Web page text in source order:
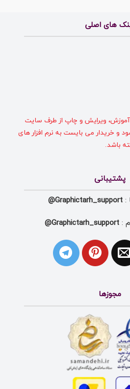
های اصلی
ویرایش و چاپ از طرف سایت
و خریدار می بایست به نرم افزار های
باشد.
پشتیبانی
:
Graphictarh_support@
:
Graphictarh_support@
مجوزها